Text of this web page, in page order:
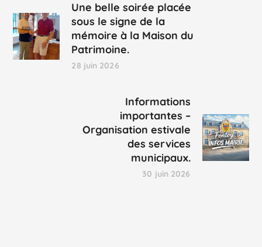
Une belle soirée placée
sous le signe de la
mémoire à la Maison du
Patrimoine.
28 juin 2026
Informations
importantes –
Organisation estivale
des services
municipaux.
30 juin 2026